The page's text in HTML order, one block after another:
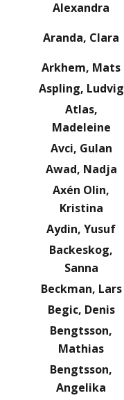
Alexandra
Aranda, Clara
Arkhem, Mats
Aspling, Ludvig
Atlas,
Madeleine
Avci, Gulan
Awad, Nadja
Axén Olin,
Kristina
Aydin, Yusuf
Backeskog,
Sanna
Beckman, Lars
Begic, Denis
Bengtsson,
Mathias
Bengtsson,
Angelika